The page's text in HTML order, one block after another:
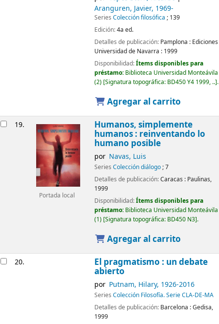
Aranguren, Javier, 1969-
Series Colección filosófica ; 139
Edición:4a ed.
Detalles de publicación: Pamplona : Ediciones
Universidad de Navarra : 1999
Disponibilidad:Ítems disponibles para
préstamo: Biblioteca Universidad Monteávila
(2) Signatura topográfica: BD450 Y4 1999, .. .
Agregar al carrito
19.
Portada local
Humanos, simplemente
humanos : reinventando lo
humano posible
por Navas, Luis
Series Colección diálogo; 7
Detalles de publicación:Caracas : Paulinas,
1999
Disponibilidad:Ítems disponibles para
préstamo: Biblioteca Universidad Monteávila
(1) Signatura topográfica: BD450 N3 .
Agregar al carrito
20. El pragmatismo : un debate
abierto
por Putnam, Hilary, 1926-2016
Series Colección Filosofía. Serie CLA-DE-MA
Detalles de publicación: Barcelona :Gedisa,
1999